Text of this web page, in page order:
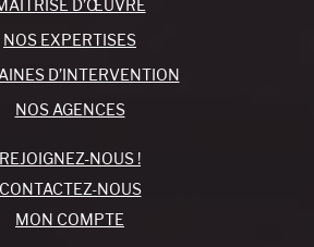
D’ŒUVRE
NOS EXPERTISES
D’INTERVENTION
NOS AGENCES
REJOIGNEZ-NOUS !
CONTACTEZ-NOUS
MON COMPTE